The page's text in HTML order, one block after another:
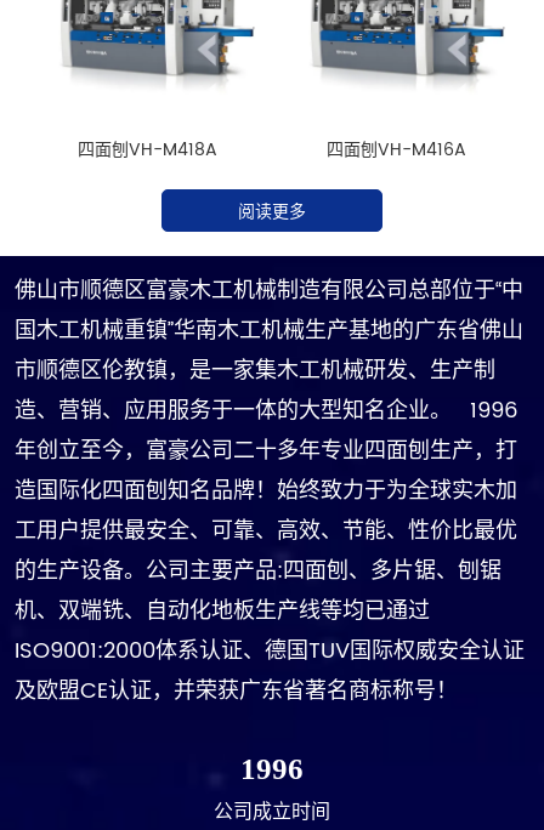
四面刨VH-M418A 四面刨VH-M416A
阅读更多
佛山市顺德区富豪木工机械制造有限公司总部位于“中
国木工机械重镇”华南木工机械生产基地的广东省佛山
市顺德区伦教镇，是一家集木工机械研发、生产制
造、营销、应用服务于一体的大型知名企业。 1996
年创立至今，富豪公司二十多年专业四面刨生产，打
造国际化四面刨知名品牌！始终致力于为全球实木加
工用户提供最安全、可靠、高效、节能、性价比最优
的生产设备。公司主要产品:四面刨、多片锯、刨锯
机、双端铣、自动化地板生产线等均已通过
ISO9001:2000体系认证、德国TUV国际权威安全认证
及欧盟CE认证，并荣获广东省著名商标称号！
1996
公司成立时间